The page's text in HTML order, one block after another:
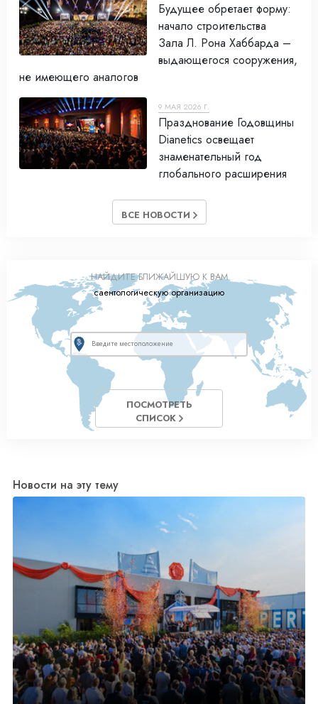
Будущее обретает форму:
начало строительства
Зала Л. Рона Хаббарда –
выдающегося сооружения,
не имеющего аналогов
9 МАЯ 2026 Г.
Празднование Годовщины
Dianetics освещает
знаменательный год
глобального расширения
ВСЕ НОВОСТИ
НАЙДИТЕ БЛИЖАЙШУЮ К ВАМ
саентологическую организацию
ПОСМОТРЕТЬ
СПИСОК
Новости на эту тему